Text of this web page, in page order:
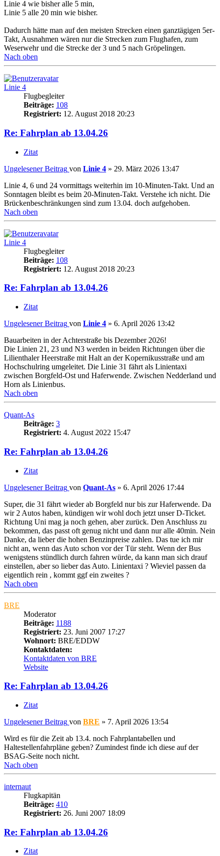
Linie 4 wie bisher alle 5 min,
Linie 5 alle 20 min wie bisher.
Dadurch hätte man auf den meisten Strecken einen ganztägigen 5er-
Takt, Ausnahmen wären nur die Strecken zum Flughafen, zum
Weserwehr und die Strecke der 3 und 5 nach Gröpelingen.
Nach oben
Linie 4
Flugbegleiter
Beiträge: 108
Registriert: 12. August 2018 20:23
Re: Fahrplan ab 13.04.26
Zitat
Ungelesener Beitrag von Linie 4 » 29. März 2026 13:47
Linie 4, 6 und 24 vormittags weiterhin im 10-Minuten-Takt. Und an
Sonntagen bleibt es beim 20-Minuten-Takt. Verstehe ich nicht. Die
Brückenbeschränkungen sind zum 13.04. doch aufgehoben.
Nach oben
Linie 4
Flugbegleiter
Beiträge: 108
Registriert: 12. August 2018 20:23
Re: Fahrplan ab 13.04.26
Zitat
Ungelesener Beitrag von Linie 4 » 6. April 2026 13:42
Bauarbeiten in der Achterstraße bis Dezember 2026!
Die Linien 21, 23 und N3 werden in beiden Richtungen über die
Lilienthaler Heerstraße mit Halt an der Kopernikusstraße und am
Hochschulring umgeleitet. Die Linie 31 fährt als Linientaxi
zwischen Borgfeld-Ost und Haferwende. Zwischen Nedderland und
Horn als Linienbus.
Nach oben
Quant-As
Beiträge: 3
Registriert: 4. August 2022 15:47
Re: Fahrplan ab 13.04.26
Zitat
Ungelesener Beitrag von Quant-As » 6. April 2026 17:44
Super, die 31 fährt wieder ab Borgfeld nur bis zur Haferwende. Da
wir 2 Autos haben, kündigen wir wohl doch jetzt unser D-Ticket.
Richtung Uni mag ja noch gehen, aber zurück. Den Anschluss zu
bekommen, das passt oft genug nicht und dann nur alle 40min. Nein
Danke, da lieber die hohen Benzinpreise zahlen. Das tue ich mir
nicht an, wenn das Auto schon vor der Tür steht. Wenn der Bus
wenigstens stündlich durch fahren würde, da kann man sich drauf
einstellen, aber so lieber das Auto. Linientaxi ? Wieviel passen da
eigentlich rein , kommt ggf ein zweites ?
Nach oben
BRE
Moderator
Beiträge: 1188
Registriert: 23. Juni 2007 17:27
Wohnort: BRE/EDDW
Kontaktdaten:
Kontaktdaten von BRE
Website
Re: Fahrplan ab 13.04.26
Zitat
Ungelesener Beitrag von BRE » 7. April 2026 13:54
Wird es für die Zeit ab 13.4. noch Fahrplantabellen und
Haltestellenfahrpläne geben? Zumindest finde ich diese auf der
BSAG-Seite noch nicht.
Nach oben
internaut
Flugkapitän
Beiträge: 410
Registriert: 26. Juni 2007 18:09
Re: Fahrplan ab 13.04.26
Zitat